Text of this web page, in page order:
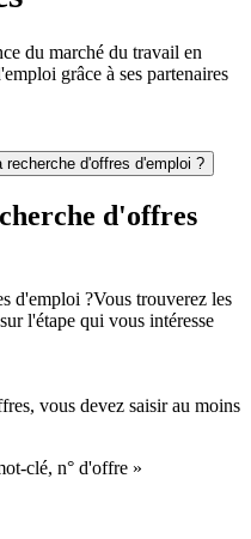
du marché du travail en
grâce à ses partenaires
recherche d'offres d'emploi ?
d'offres
d'emploi ?Vous trouverez les
l'étape qui vous intéresse
vous devez saisir au moins
clé, n° d'offre »